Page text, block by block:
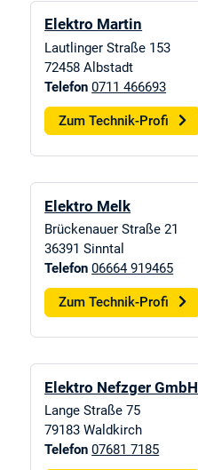
Elektro Martin
Lautlinger Straße 153
72458 Albstadt
Telefon 0711 466693
Zum Technik-Profi
Elektro Melk
Brückenauer Straße 21
36391 Sinntal
Telefon 06664 919465
Zum Technik-Profi
Elektro Nefzger GmbH
Lange Straße 75
79183 Waldkirch
Telefon 07681 7185